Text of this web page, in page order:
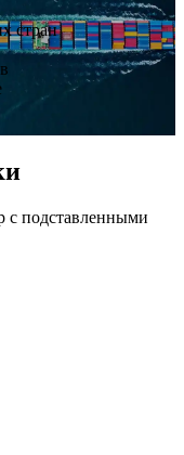
стран
с подставленными